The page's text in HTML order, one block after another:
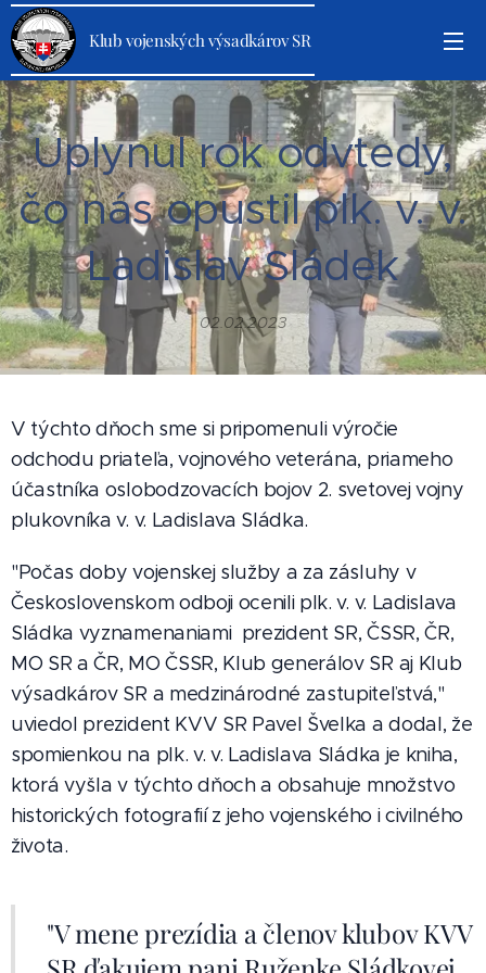
Klub vojenských výsadkárov SR
Uplynul rok odvtedy,
čo nás opustil plk. v. v.
Ladislav Sládek
02.02.2023
V týchto dňoch sme si pripomenuli výročie
odchodu priateľa, vojnového veterána, priameho
účastníka oslobodzovacích bojov 2. svetovej vojny
plukovníka v. v. Ladislava Sládka.
"Počas doby vojenskej služby a za zásluhy v
Československom odboji ocenili plk. v. v. Ladislava
Sládka vyznamenaniami prezident SR, ČSSR, ČR,
MO SR a ČR, MO ČSSR, Klub generálov SR aj Klub
výsadkárov SR a medzinárodné zastupiteľstvá,"
uviedol prezident KVV SR Pavel Švelka a dodal, že
spomienkou na plk. v. v. Ladislava Sládka je kniha,
ktorá vyšla v týchto dňoch a obsahuje množstvo
historických fotografií z jeho vojenského i civilného
života.
"V mene prezídia a členov klubov KVV